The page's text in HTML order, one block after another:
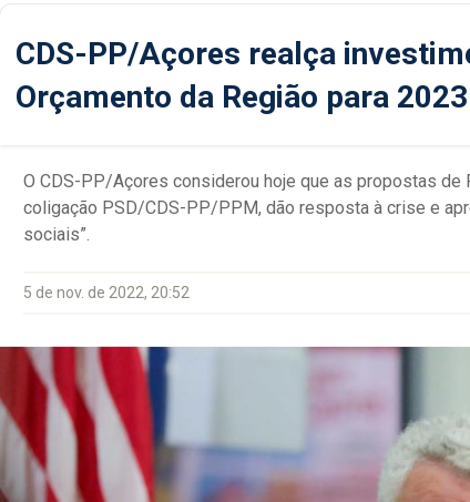
CDS-PP/Açores realça
Orçamento da Região para 2023
O CDS-PP/Açores considerou hoje que as propostas de
coligação PSD/CDS-PP/PPM, dão resposta à crise e
sociais”.
5 de nov. de 2022, 20:52